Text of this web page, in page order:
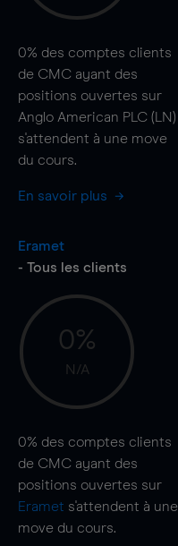
0% des comptes clients
de CMC ayant des
positions ouvertes sur
Anglo American PLC (LN)
s'attendent à une move
du cours.
En savoir plus
Eramet
- Tous les clients
0%
N/A
0% des comptes clients
de CMC ayant des
positions ouvertes sur
Eramet s'attendent à une
move du cours.